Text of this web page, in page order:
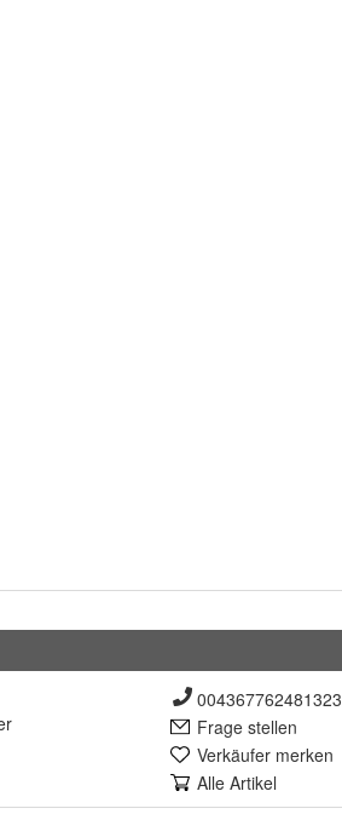
004367762481323
Frage stellen
Verkäufer merken
Alle Artikel